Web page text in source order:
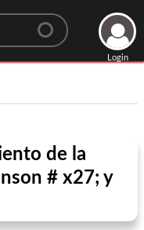
Login
de la
# x27; y